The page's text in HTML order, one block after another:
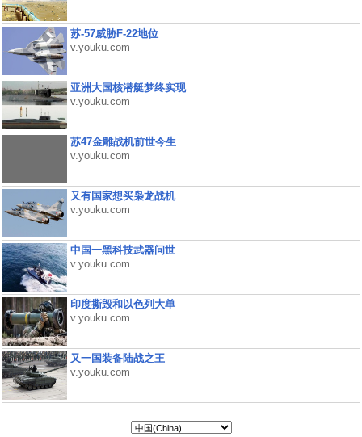
苏-57威胁F-22地位
v.youku.com
亚洲大国核潜艇梦终实现
v.youku.com
苏47金雕战机前世今生
v.youku.com
又有国家想买枭龙战机
v.youku.com
中国一黑科技武器问世
v.youku.com
印度撕毁和以色列大单
v.youku.com
又一国装备陆战之王
v.youku.com